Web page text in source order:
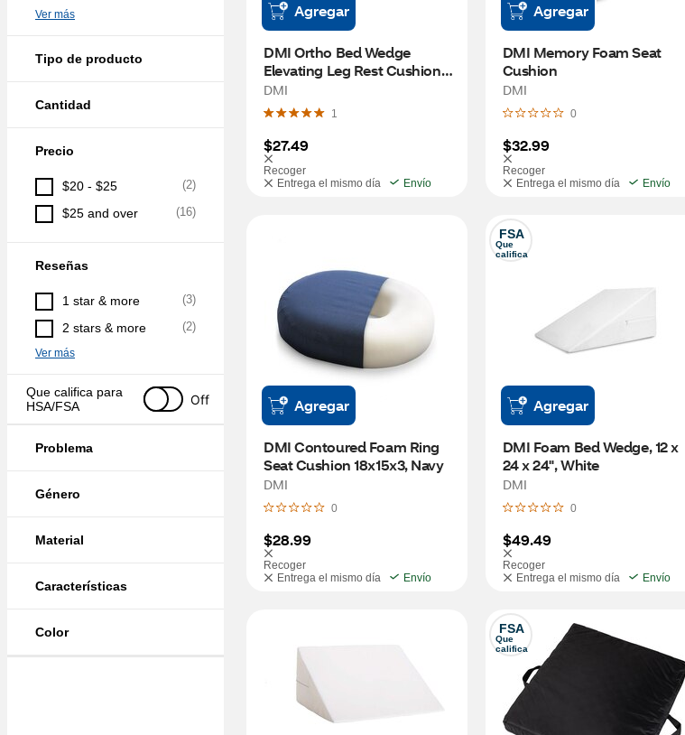
Ver más
Tipo de producto
Cantidad
Precio
$20 - $25 (2)
$25 and over (16)
Reseñas
1 star & more (3)
2 stars & more (2)
Ver más
Que califica para
HSA/FSA
Off
Problema
Género
Material
Características
Color
Agregar
DMI Ortho Bed Wedge
Elevating Leg Rest Cushion
Pillow, Blue, 6" x 20" x 24"
DMI
1
$27.49
Recoger
Entrega el mismo día
Envío
Agregar
DMI Memory Foam Seat
Cushion
DMI
0
$32.99
Recoger
Entrega el mismo día
Envío
Agregar
DMI Contoured Foam Ring
Seat Cushion 18x15x3, Navy
DMI
0
$28.99
Recoger
Entrega el mismo día
Envío
FSA
Que
califica
Agregar
DMI Foam Bed Wedge, 12 x
24 x 24", White
DMI
0
$49.49
Recoger
Entrega el mismo día
Envío
FSA
Que
califica